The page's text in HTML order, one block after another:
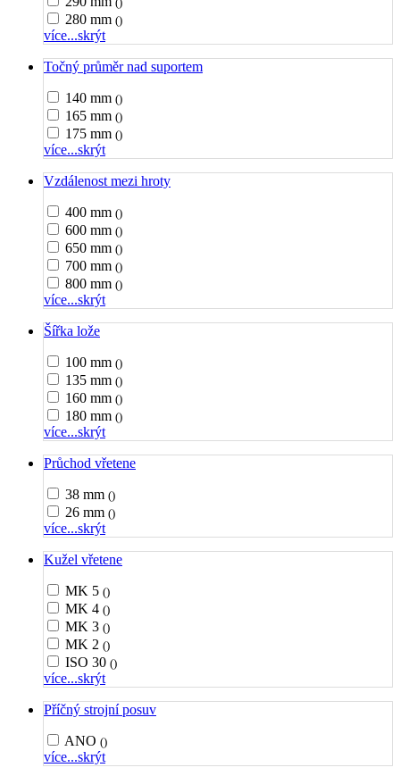
280 mm ()
více...skrýt
Točný průměr nad suportem
140 mm ()
165 mm ()
175 mm ()
více...skrýt
Vzdálenost mezi hroty
400 mm ()
600 mm ()
650 mm ()
700 mm ()
800 mm ()
více...skrýt
Šířka lože
100 mm ()
135 mm ()
160 mm ()
180 mm ()
více...skrýt
Průchod vřetene
38 mm ()
26 mm ()
více...skrýt
Kužel vřetene
MK 5 ()
MK 4 ()
MK 3 ()
MK 2 ()
ISO 30 ()
více...skrýt
Příčný strojní posuv
ANO ()
více...skrýt